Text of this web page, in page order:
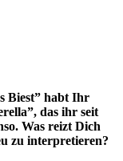
Biest” habt Ihr
das ihr seit
Was reizt Dich
zu interpretieren?